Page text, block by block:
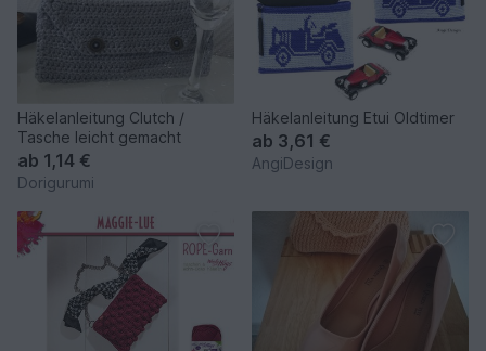
Häkelanleitung Clutch /
Tasche leicht gemacht
ab 1,14 €
Dorigurumi
Häkelanleitung Etui Oldtimer
ab 3,61 €
AngiDesign